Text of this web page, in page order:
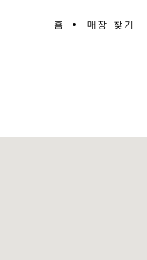
홈 매장 찾기